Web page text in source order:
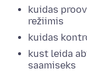
kuidas
režiimis
kuidas
kust leida
saamiseks